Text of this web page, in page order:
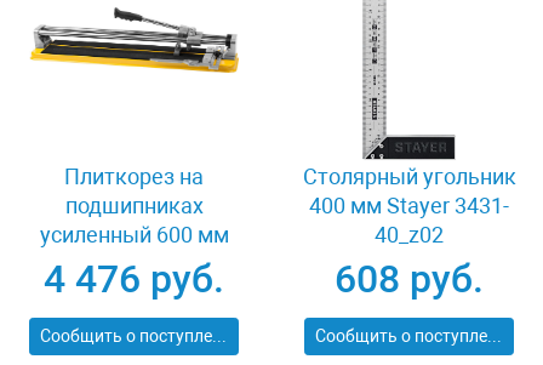
Плиткорез на
подшипниках
усиленный 600 мм
Stayer PROFI 3318-60
4 476 руб.
Сообщить о поступлении
Столярный угольник
400 мм Stayer 3431-
40_z02
608 руб.
Сообщить о поступлении